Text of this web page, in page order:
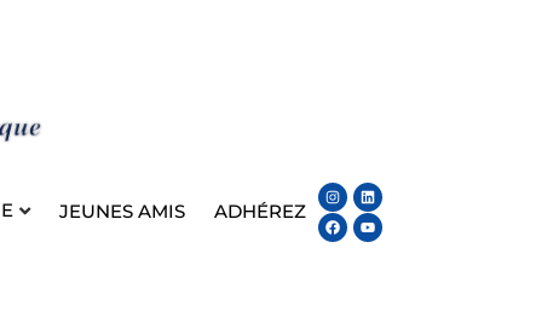
JEUNES AMIS ADHÉREZ
Instagram
Linkedin
FacebookYoutube